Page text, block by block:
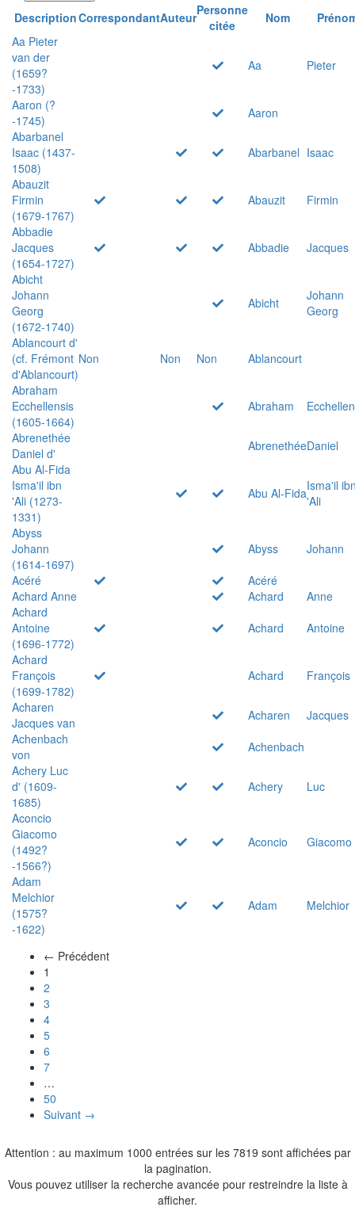
DescriptionCorrespondantAuteurPersonne
citée
Nom
Aa Pieter
van der
(1659?
-1733)
Aa Pieter
Aaron (?
-1745)
Aaron
Abarbanel
Isaac (1437-
1508)
Abarbanel Isaac
Abauzit
Firmin
(1679-1767)
Abauzit
Firmin
Abbadie
Jacques
(1654-1727)
Abbadie
Jacques
Abicht
Johann
Georg
(1672-1740)
Abicht
Johann
Georg
Ablancourt d'
(cf. Frémont
d'Ablancourt)
Non Non Non
Ablancourt
Abraham
Ecchellensis
(1605-1664)
Abraham
Abrenethée
Daniel d'
AbrenethéeDaniel
Abu Al-Fida
Isma'il ibn
'Ali (1273-
1331)
Abu Al-FidaIsma'il
'Ali
Abyss
Johann
(1614-1697)
Abyss
Johann
Acéré
Acéré
Achard Anne
Achard
Anne
Achard
Antoine
(1696-1772)
Achard
Antoine
Achard
François
(1699-1782)
Achard
François
Acharen
Jacques van
Acharen
Jacques
Achenbach
von
Achenbach
Achery Luc
d' (1609-
1685)
Achery
Luc
Aconcio
Giacomo
(1492?
-1566?)
Aconcio Giacomo
Adam
Melchior
(1575?
-1622)
Adam Melchior
← Précédent
1
2
3
4
5
6
7
…
50
Suivant →
Attention : au maximum 1000 entrées sur les 7819 sont affichées par
la pagination.
Vous pouvez utiliser la recherche avancée pour restreindre la liste à
afficher.